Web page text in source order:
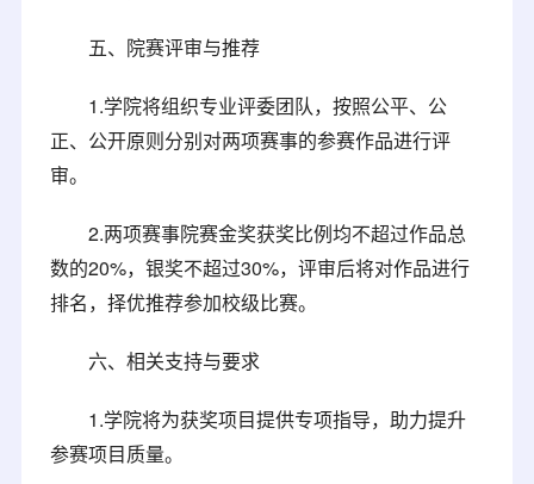
五、院赛评审与推荐
1.学院将组织专业评委团队，按照公平、公
正、公开原则分别对两项赛事的参赛作品进行评
审。
2.两项赛事院赛金奖获奖比例均不超过作品总
数的20%，银奖不超过30%，评审后将对作品进行
排名，择优推荐参加校级比赛。
六、相关支持与要求
1.学院将为获奖项目提供专项指导，助力提升
参赛项目质量。